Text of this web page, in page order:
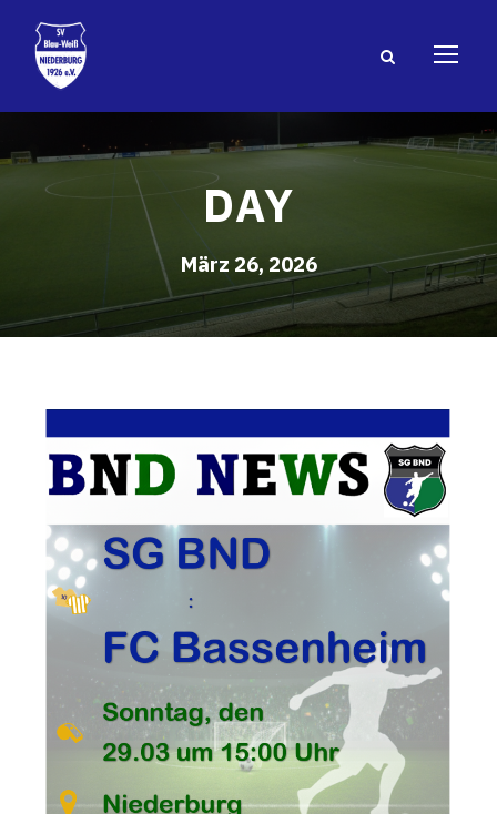
DAY
März 26, 2026